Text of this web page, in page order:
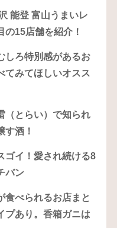
能登 富山うまいレ
の15店舗を紹介！
しろ特別感があるお
てみてほしいオスス
（とらい）で知られ
す酒！
ゴイ！愛され続ける8
バン
食べられるお店まと
プあり。香箱ガニは